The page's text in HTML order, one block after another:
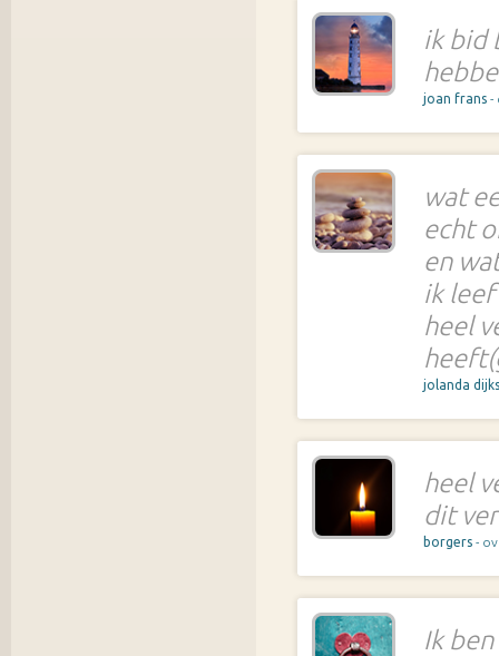
ik bid
joan frans -
wat
echt
en
ik
heel
jolanda
heel
dit
borgers -
Ik